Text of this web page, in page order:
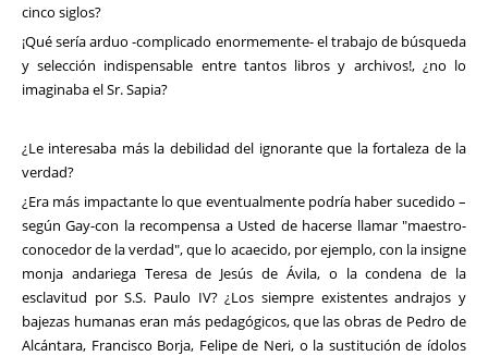
cinco siglos?
¡Qué sería arduo -complicado enormemente- el trabajo de búsqueda
y selección indispensable entre tantos libros y archivos!, ¿no lo
imaginaba el Sr. Sapia?
¿Le interesaba más la debilidad del ignorante que la fortaleza de la
verdad?
¿Era más impactante lo que eventualmente podría haber sucedido –
según Gay-con la recompensa a Usted de hacerse llamar "maestro-
conocedor de la verdad", que lo acaecido, por ejemplo, con la insigne
monja andariega Teresa de Jesús de Ávila, o la condena de la
esclavitud por S.S. Paulo IV? ¿Los siempre existentes andrajos y
bajezas humanas eran más pedagógicos, que las obras de Pedro de
Alcántara, Francisco Borja, Felipe de Neri, o la sustitución de ídolos